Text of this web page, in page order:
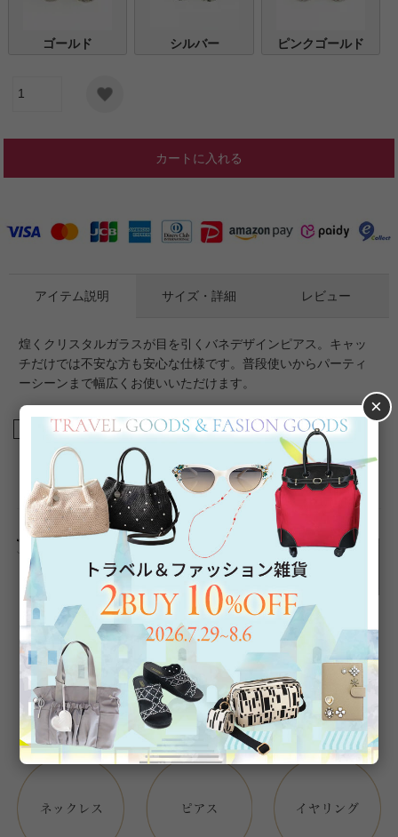
ゴールド シルバー ピンクゴールド
カートに入れる
アイテム説明
煌くクリスタルガラスが目を引くバネデザインピアス。キャッ
チだけでは不安な方も安心な仕様です。普段使いからパーティ
ーシーンまで幅広くお使いいただけます。
サイズ・詳細 レビュー
商品番号 3250114
返品について
Category
アイテムカテゴリー
×